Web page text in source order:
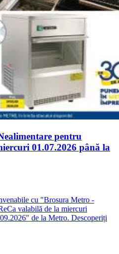
pentru
01.07.2026 până la
cu "Brosura Metro -
valabilă de la miercuri
de la Metro. Descoperiți